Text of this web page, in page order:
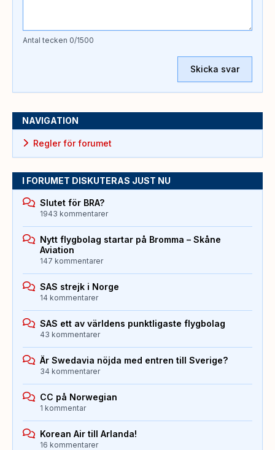
Antal tecken 0/1500
Skicka svar
NAVIGATION
Regler för forumet
I FORUMET DISKUTERAS JUST NU
Slutet för BRA?
1943 kommentarer
Nytt flygbolag startar på Bromma – Skåne
Aviation
147 kommentarer
SAS strejk i Norge
14 kommentarer
SAS ett av världens punktligaste flygbolag
43 kommentarer
Är Swedavia nöjda med entren till Sverige?
34 kommentarer
CC på Norwegian
1 kommentar
Korean Air till Arlanda!
16 kommentarer